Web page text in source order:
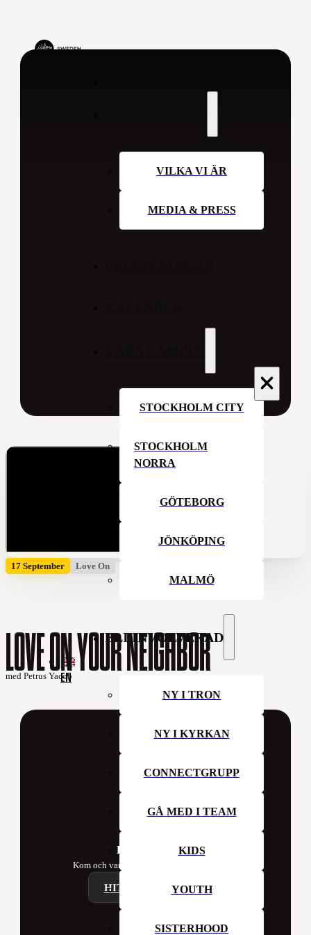
VILKA VI ÄR
MEDIA & PRESS
STOCKHOLM CITY
STOCKHOLM
NORRA
GÖTEBORG
JÖNKÖPING
MALMÖ
BLI INVOLVERAD
NY I TRON
NY I KYRKAN
CONNECTGRUPP
GÅ MED I TEAM
KIDS
YOUTH
SISTERHOOD
EN
17 September Love On
LOVE ON YOUR NEIGHBOR
med Petrus Yacob
Hillsong Sweden
Kom och var med oss i kyrkan denna vecka!
HITTA ETT CAMPUS
Contact